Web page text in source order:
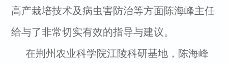
高产栽培技术及病虫害防治等方面陈海峰主任
给与了非常切实有效的指导与建议。
在荆州农业科学院江陵科研基地，陈海峰